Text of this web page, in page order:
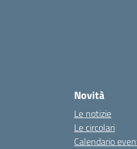
Novità
Le notizie
Le circolari
Calendario